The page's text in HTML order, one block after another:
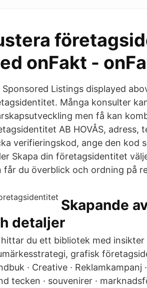
onFakt -
Sponsored Listings displayed
Många konsulter
men få kan
AB HOVÅS,
verifieringskod, ange den kod
Skapa din företagsidentitet
får du överblick och ordning på
Skapande
detaljer
hittar du ett bibliotek med
grafisk
· Creative ·
tecken · souvenirer ·